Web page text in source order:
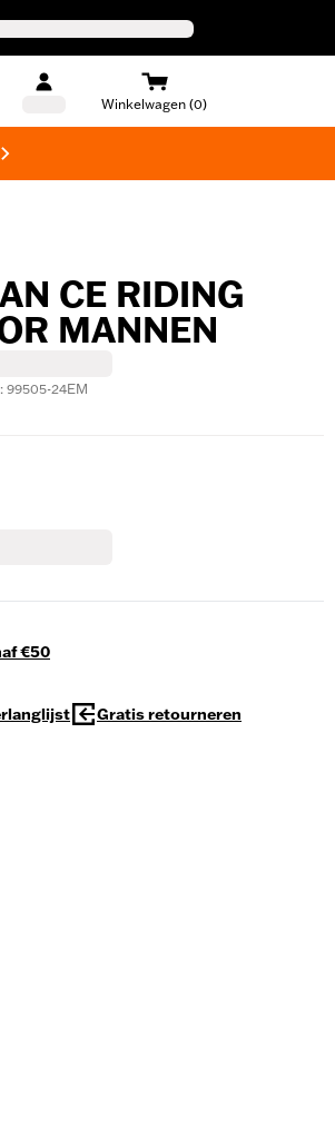
Winkelwagen (0)
CE RIDING
MANNEN
99505-24EM
€50
Gratis retourneren